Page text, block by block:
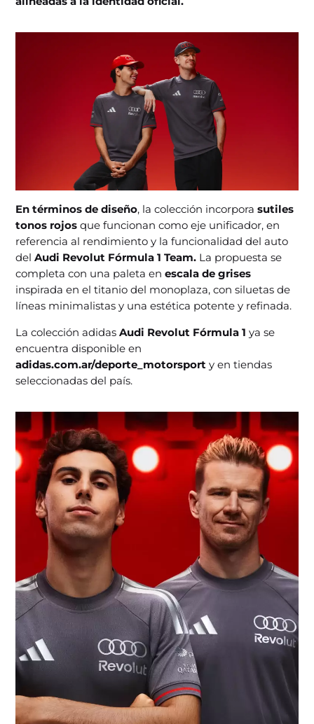
En términos de diseño, la colección incorporasutiles
tonos rojos que funcionan como eje unificador, en
referencia al rendimiento y la funcionalidad del auto
delAudi Revolut Fórmula 1 Team. La propuesta se
completa con una paleta en escala de grises
inspirada en el titanio del monoplaza, con siluetas de
líneas minimalistas y una estética potente y refinada.
La colección adidasAudi Revolut Fórmula 1ya se
encuentra disponible en
adidas.com.ar/deporte_motorsport y en tiendas
seleccionadas del país.